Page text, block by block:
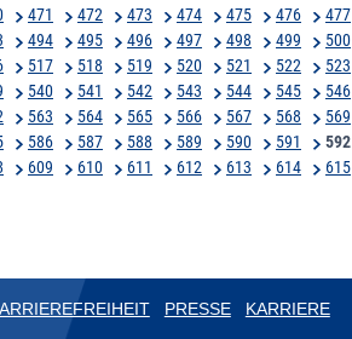
471 472 473 474 475 476 477
494 495 496 497 498 499 500
517 518 519 520 521 522 523
540 541 542 543 544 545 546
563 564 565 566 567 568 569
586 587 588 589 590 591 592
609 610 611 612 613 614 615
PRESSE
KARRIERE